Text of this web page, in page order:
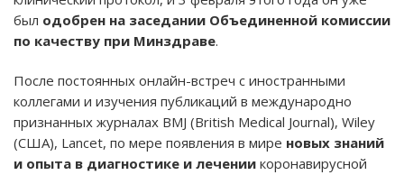
был одобрен на заседании Объединенной комиссии
по качеству при Минздраве.
После постоянных онлайн-встреч с иностранными
коллегами и изучения публикаций в международно
признанных журналах BMJ (British Medical Journal), Wiley
(США), Lancet, по мере появления в мире новых знаний
и опыта в диагностике и лечении коронавирусной